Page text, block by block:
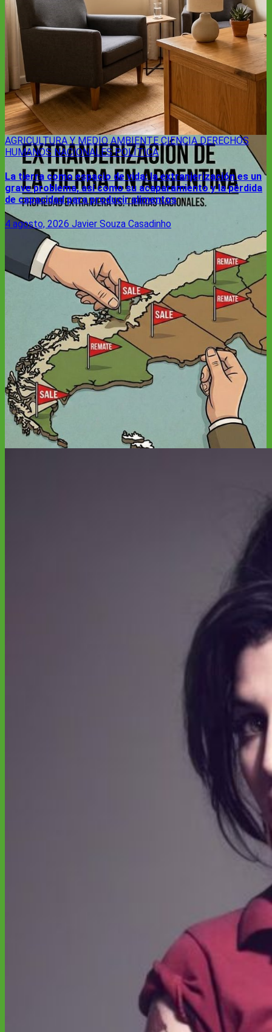
AGRICULTURA Y MEDIO AMBIENTE CIENCIADERECHOS
HUMANOS NACIONALESPOLÍTICA
La tierra como espacio de vida: la extranjerización es un
grave problema, así como su acaparamiento y la pérdida
de capacidad para producir alimentos
4 agosto, 2026 Javier Souza Casadinho